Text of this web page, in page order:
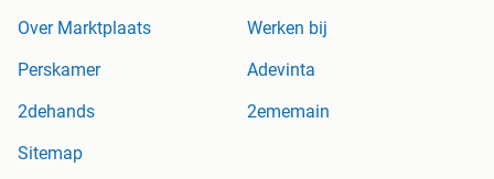
Over Marktplaats
Werken bij
Perskamer
Adevinta
2dehands
2ememain
Sitemap